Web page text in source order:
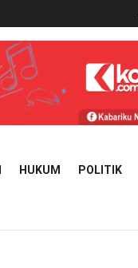
HUKUM POLITIK